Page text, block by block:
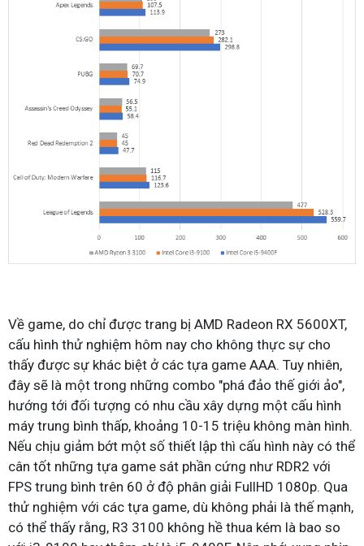
Về game, do chỉ được trang bị AMD Radeon RX 5600XT,
cấu hình thử nghiệm hôm nay cho không thực sự cho
thấy được sự khác biệt ở các tựa game AAA. Tuy nhiên,
đây sẽ là một trong những combo "phá đảo thế giới ảo",
hướng tới đối tượng có nhu cầu xây dựng một cấu hình
máy trung bình thấp, khoảng 10-15 triệu không màn hình.
Nếu chịu giảm bớt một số thiết lập thì cấu hình này có thể
cân tốt những tựa game sát phần cứng như RDR2 với
FPS trung bình trên 60 ở độ phân giải FullHD 1080p. Qua
thử nghiệm với các tựa game, dù không phải là thế mạnh,
có thể thấy rằng, R3 3100 không hề thua kém là bao so